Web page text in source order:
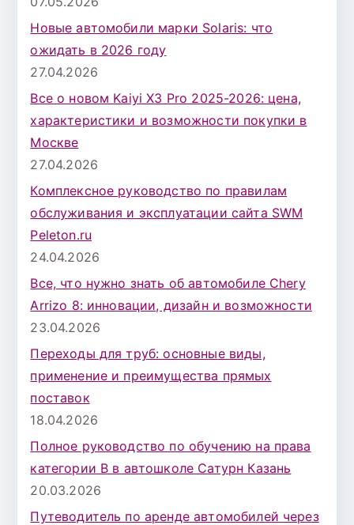
Новые автомобили марки Solaris: что
ожидать в 2026 году
27.04.2026
Все о новом Kaiyi X3 Pro 2025-2026: цена,
характеристики и возможности покупки в
Москве
27.04.2026
Комплексное руководство по правилам
обслуживания и эксплуатации сайта SWM
Peleton.ru
24.04.2026
Все, что нужно знать об автомобиле Chery
Arrizo 8: инновации, дизайн и возможности
23.04.2026
Переходы для труб: основные виды,
применение и преимущества прямых
поставок
18.04.2026
Полное руководство по обучению на права
категории B в автошколе Сатурн Казань
20.03.2026
Путеводитель по аренде автомобилей через